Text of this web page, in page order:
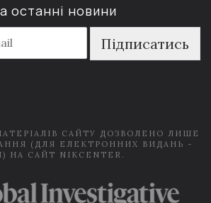
останні новини
Підписатись
САЙТУ ДОЗВОЛЕНО ЛИШЕ
(ДЛЯ ЕЛЕКТРОННИХ ВИДАНЬ -
НА САЙТ NIKCENTER.